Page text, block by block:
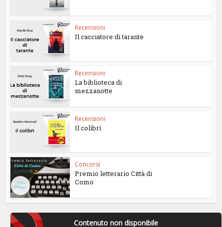
Recensioni
Il cacciatore di tarante
Recensioni
La biblioteca di
mezzanotte
Recensioni
Il colibrì
Concorsi
Premio letterario Città di
Como
Contenuto non disponibile